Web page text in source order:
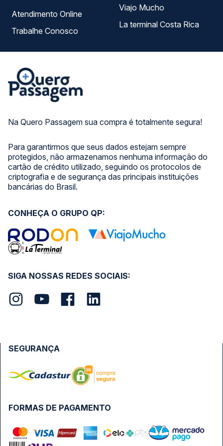
Na Quero Passagem sua compra é totalmente segura!
Para garantirmos que seus dados estejam sempre
protegidos, não armazenamos nenhuma informação do
cartão de crédito utilizado, seguindo os protocolos de
criptografia e de segurança das principais instituições
bancárias do Brasil.
Atendimento Online
Trabalhe Conosco
Viajo Mucho
La terminal Costa Rica
SIGA NOSSAS REDES SOCIAIS:
CONHEÇA O GRUPO QP:
FORMAS DE PAGAMENTO
SEGURANÇA